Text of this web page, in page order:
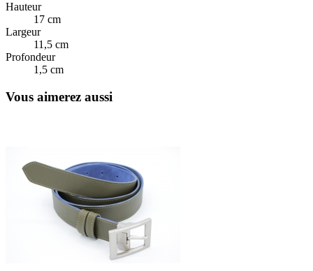
Hauteur
17 cm
Largeur
11,5 cm
Profondeur
1,5 cm
Vous aimerez aussi